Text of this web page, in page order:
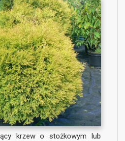
krzew o stożkowym lub